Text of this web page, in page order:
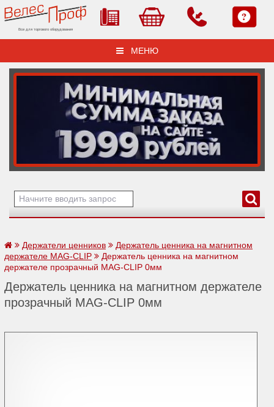
Все для торгового оборудования
МЕНЮ
Держатели ценников
Держатель ценника на магнитном
держателе MAG-CLIP
Держатель ценника на магнитном
держателе прозрачный MAG-CLIP 0мм
Держатель ценника на магнитном держателе
прозрачный MAG-CLIP 0мм